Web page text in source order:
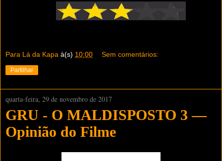
Para Lá da Kapa à(s) 10:00 Sem comentários:
Partilhar
quarta-feira, 29 de novembro de 2017
GRU - O MALDISPOSTO 3 —
Opinião do Filme